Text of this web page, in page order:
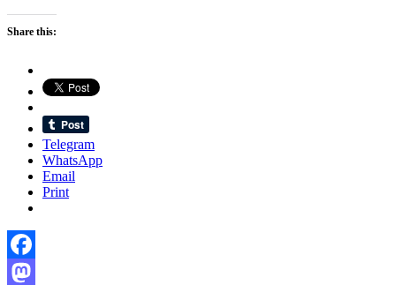
Share this:
Telegram
WhatsApp
Email
Print
Facebook